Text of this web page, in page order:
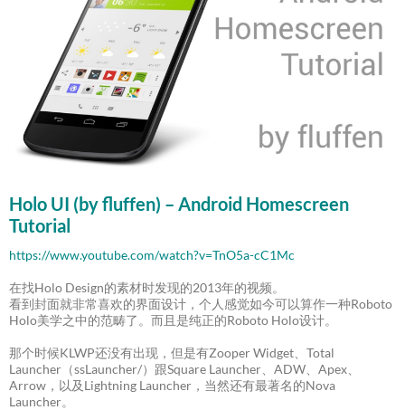
Holo UI (by fluffen) – Android Homescreen
Tutorial
https://www.youtube.com/watch?v=TnO5a-cC1Mc
在找Holo Design的素材时发现的2013年的视频。
看到封面就非常喜欢的界面设计，个人感觉如今可以算作一种Roboto
Holo美学之中的范畴了。而且是纯正的Roboto Holo设计。
那个时候KLWP还没有出现，但是有Zooper Widget、Total
Launcher（ssLauncher/）跟Square Launcher、ADW、Apex、
Arrow，以及Lightning Launcher，当然还有最著名的Nova
Launcher。